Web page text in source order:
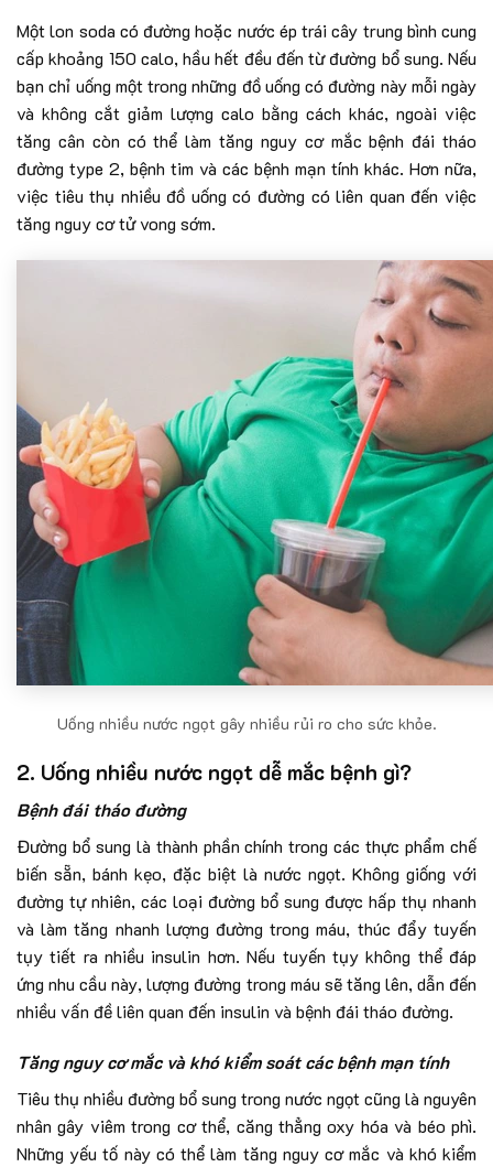
Một lon soda có đường hoặc nước ép trái cây trung bình cung
cấp khoảng 150 calo, hầu hết đều đến từ đường bổ sung. Nếu
bạn chỉ uống một trong những đồ uống có đường này mỗi ngày
và không cắt giảm lượng calo bằng cách khác, ngoài việc
tăng cân còn có thể làm tăng nguy cơ mắc bệnh đái tháo
đường type 2, bệnh tim và các bệnh mạn tính khác. Hơn nữa,
việc tiêu thụ nhiều đồ uống có đường có liên quan đến việc
tăng nguy cơ tử vong sớm.
Uống nhiều nước ngọt gây nhiều rủi ro cho sức khỏe.
2. Uống nhiều nước ngọt dễ mắc bệnh gì?
Bệnh đái tháo đường
Đường bổ sung là thành phần chính trong các thực phẩm chế
biến sẵn, bánh kẹo, đặc biệt là nước ngọt. Không giống với
đường tự nhiên, các loại đường bổ sung được hấp thụ nhanh
và làm tăng nhanh lượng đường trong máu, thúc đẩy tuyến
tụy tiết ra nhiều insulin hơn. Nếu tuyến tụy không thể đáp
ứng nhu cầu này, lượng đường trong máu sẽ tăng lên, dẫn đến
nhiều vấn đề liên quan đến insulin và bệnh đái tháo đường.
Tăng nguy cơ mắc và khó kiểm soát các bệnh mạn tính
Tiêu thụ nhiều đường bổ sung trong nước ngọt cũng là nguyên
nhân gây viêm trong cơ thể, căng thẳng oxy hóa và béo phì.
Những yếu tố này có thể làm tăng nguy cơ mắc và khó kiểm